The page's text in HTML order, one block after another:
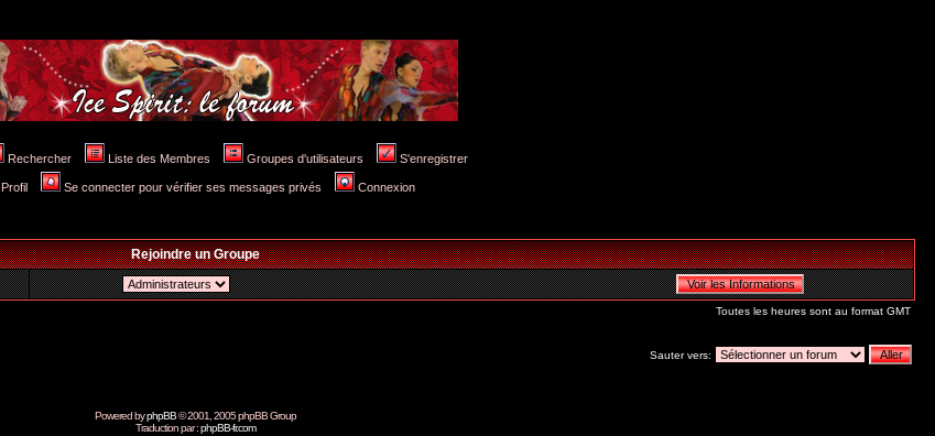
Rechercher Liste des Membres Groupes d'utilisateurs S'enregistrer
Profil Se connecter pour vérifier ses messages privés Connexion
Rejoindre un Groupe
Toutes les heures sont au format GMT
Sauter vers:
Powered byphpBB© 2001, 2005 phpBB Group
Traduction par :phpBB-fr.com